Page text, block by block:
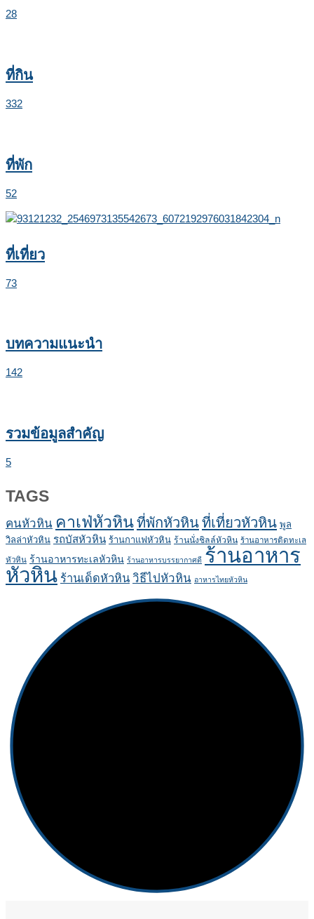
28
ที่กิน
332
ที่พัก
52
ที่เที่ยว
73
บทความแนะนำ
142
รวมข้อมูลสำคัญ
5
TAGS
คนหัวหิน คาเฟ่หัวหินที่พักหัวหินที่เที่ยวหัวหิน พูล
วิลล่าหัวหิน รถบัสหัวหิน ร้านกาแฟหัวหิน ร้านนั่งชิลล์หัวหิน ร้านอาหารติดทะเล
หัวหิน ร้านอาหารทะเลหัวหิน ร้านอาหารบรรยากาศดี ร้านอาหาร
หัวหิน ร้านเด็ดหัวหิน วิธีไปหัวหิน อาหารไทยหัวหิน